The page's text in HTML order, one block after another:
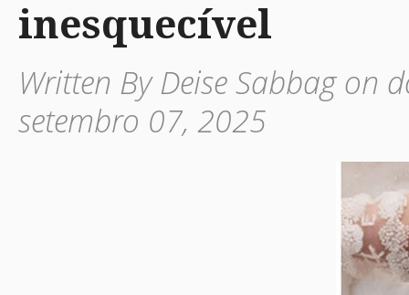
inesquecível
Written By Deise Sabbag
setembro 07, 2025